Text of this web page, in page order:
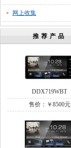
网上收集
推荐产品
DDX719WBT
售价：￥8500元